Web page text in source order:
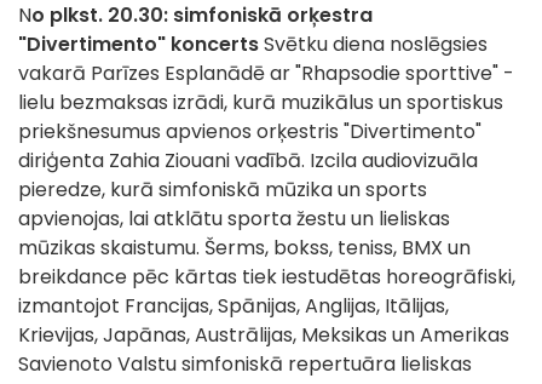
No plkst. 20.30: simfoniskā orķestra
"Divertimento" koncertsSvētku diena noslēgsies
vakarā Parīzes Esplanādē ar "Rhapsodie sporttive" -
lielu bezmaksas izrādi, kurā muzikālus un sportiskus
priekšnesumus apvienos orķestris "Divertimento"
diriģenta Zahia Ziouani vadībā. Izcila audiovizuāla
pieredze, kurā simfoniskā mūzika un sports
apvienojas, lai atklātu sporta žestu un lieliskas
mūzikas skaistumu. Šerms, bokss, teniss, BMX un
breikdance pēc kārtas tiek iestudētas horeogrāfiski,
izmantojot Francijas, Spānijas, Anglijas, Itālijas,
Krievijas, Japānas, Austrālijas, Meksikas un Amerikas
Savienoto Valstu simfoniskā repertuāra lieliskas